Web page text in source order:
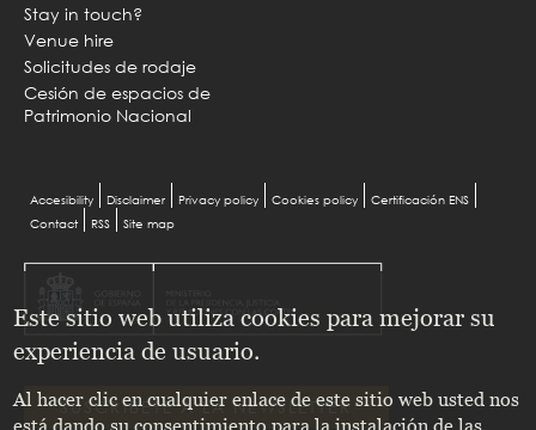
Stay in touch?
Venue hire
Solicitudes de rodaje
Cesión de espacios de
Patrimonio Nacional
Menu
Accesibility Disclaimer Privacy policy Cookies policy
Certificación ENS
Contact
RSS Site map
SUSCRÍBETE A LA NEWSLETTER
Este sitio web utiliza cookies para mejorar su
experiencia de usuario.
Al hacer clic en cualquier enlace de este sitio web usted nos
está dando su consentimiento para la instalación de las